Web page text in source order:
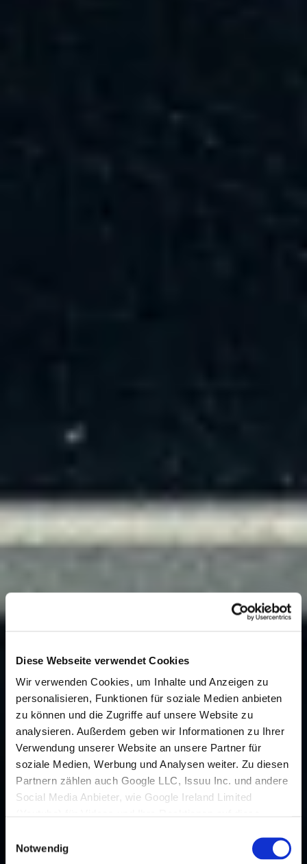
Diese Webseite verwendet Cookies
Wir verwenden Cookies, um Inhalte und Anzeigen zu
personalisieren, Funktionen für soziale Medien anbieten
zu können und die Zugriffe auf unsere Website zu
analysieren. Außerdem geben wir Informationen zu Ihrer
Verwendung unserer Website an unsere Partner für
soziale Medien, Werbung und Analysen weiter. Zu diesen
Partnern zählen auch Google LLC, Issuu Inc. und andere
Social Media Anbieter, wie Google Ireland Limited
Datenverarbeitungen vornehmen.
Notwendig